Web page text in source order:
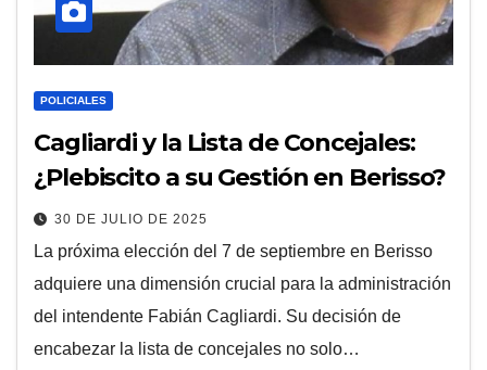
POLICIALES
Cagliardi y la Lista de Concejales:
¿Plebiscito a su Gestión en Berisso?
30 DE JULIO DE 2025
La próxima elección del 7 de septiembre en Berisso
adquiere una dimensión crucial para la administración
del intendente Fabián Cagliardi. Su decisión de
encabezar la lista de concejales no solo…